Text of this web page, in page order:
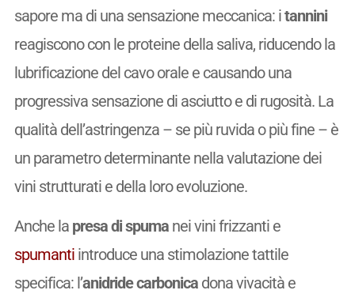
sapore ma di una sensazione meccanica: itannini
reagiscono con le proteine della saliva, riducendo la
lubrificazione del cavo orale e causando una
progressiva sensazione di asciutto e di rugosità. La
qualità dell’astringenza – se più ruvida o più fine – è
un parametro determinante nella valutazione dei
vini strutturati e della loro evoluzione.
Anche la presa di spumanei vini frizzanti e
spumantiintroduce una stimolazione tattile
specifica: l’anidride carbonicadona vivacità e